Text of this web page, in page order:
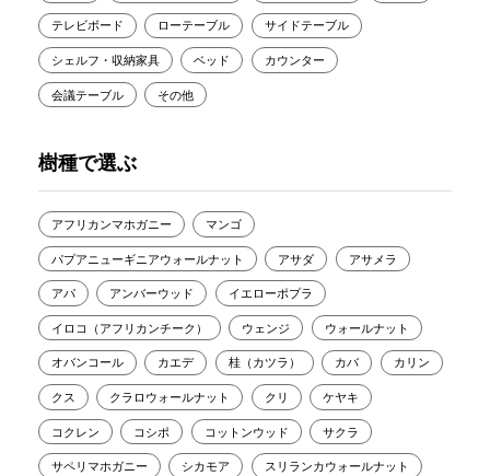
テレビボード ローテーブル サイドテーブル
シェルフ・収納家具 ベッド カウンター
会議テーブル その他
樹種で選ぶ
アフリカンマホガニー マンゴ
パプアニューギニアウォールナット アサダ アサメラ
アパ アンバーウッド イエローポプラ
イロコ（アフリカンチーク） ウェンジ ウォールナット
オバンコール カエデ 桂（カツラ） カバ カリン
クス クラロウォールナット クリ ケヤキ
コクレン コシポ コットンウッド サクラ
サペリマホガニー シカモア スリランカウォールナット